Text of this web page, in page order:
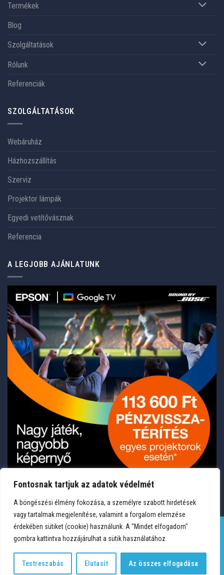
Fontosnak tartjuk az adatok védelmét
A böngészési élmény fokozása, a személyre szabott hirdetések
vagy tartalmak megjelenítése, valamint a forgalom elemzése
érdekében sütiket (cookie) használunk. A "Mindet elfogadom"
gombra kattintva hozzájárulhat a sütik használatához.
Testreszabás Elutasít Az összes elfogadása
Termékek
Blog
Szolgáltatások
Rólunk
Referenciák
SZOLGÁLTATÁSOK
Webáruház
Házhozszállítás
Szerviz
Projektor lámpák
Egyedi vetítővásznak
Referencia
A LEGJOBB AJÁNLATUNK
Copyright 2026 © Medium Hungary Kft. Minden jog fenntartva.